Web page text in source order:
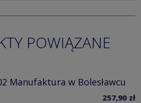
POWIĄZANE
Manufaktura w Bolesławcu
257,90 zł